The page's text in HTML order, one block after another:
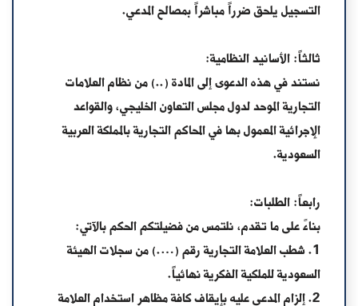
التسجيل يلحق ضرراً مباشراً بمصالح المدعي.
ثالثاً: الأسانيد النظامية:
نستند في هذه الدعوى إلى المادة (..) من نظام العلامات
التجارية الموحد لدول مجلس التعاون الخليجي، والقواعد
الإجرائية المعمول بها في المحاكم التجارية بالمملكة العربية
السعودية.
رابعاً: الطلبات:
بناءً على ما تقدم، نلتمس من فضيلتكم الحكم بالآتي:
1. شطب العلامة التجارية رقم (….) من سجلات الهيئة
السعودية للملكية الفكرية نهائياً.
2. إلزام المدعى عليه بإيقاف كافة مظاهر استخدام العلامة